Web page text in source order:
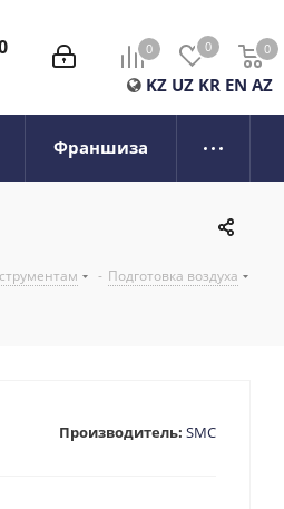
0 0 0
0
KZ UZ KR EN AZ
Франшиза
- Подготовка воздуха
Производитель: SMC